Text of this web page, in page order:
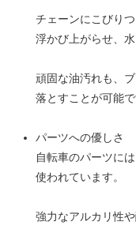
チェーンにこびり
浮かび上がらせ、
頑固な油汚れも、
落とすことが可能で
パーツへの優しさ
自転車のパーツに
使われています。
強力なアルカリ性